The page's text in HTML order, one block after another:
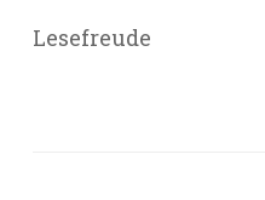
Lesefreude